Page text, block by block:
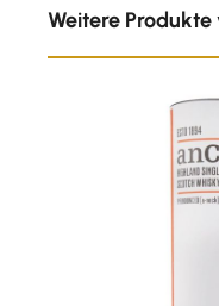
Weitere